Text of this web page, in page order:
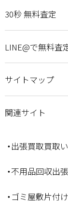
30秒 無料査定
LINE@で無料査
サイトマップ
関連サイト
・出張買取買取
・不用品回収出
・ゴミ屋敷片付